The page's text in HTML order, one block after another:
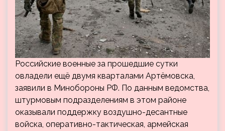
Российские военные за прошедшие сутки
овладели ещё двумя кварталами Артёмовска,
заявили в Минобороны РФ. По данным ведомства,
штурмовым подразделениям в этом районе
оказывали поддержку воздушно-десантные
войска, оперативно-тактическая, армейская